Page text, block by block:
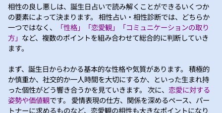
相性の良し悪しは、誕生日占いで読み解くことができるいくつか
の要素によって決まります。 相性占い・相性診断では、どちらか
一つではなく、
「性格」「恋愛観」「コミュニケーションの取り
方」 など、複数のポイントを組み合わせて総合的に判断していき
ます。
まず、誕生日からわかる基本的な性格や気質があります。 積極的
か慎重か、社交的か一人時間を大切にするか、といった生まれ持
った個性がどう響き合うかを見ていきます。 次に、 恋愛に対する
姿勢や価値観です。 愛情表現の仕方、関係を深めるペース、パー
トナーに求めるものなど、恋愛観の相性も大きなポイントになり